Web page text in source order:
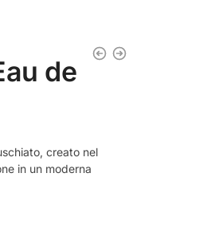
de
creato nel
in un moderna